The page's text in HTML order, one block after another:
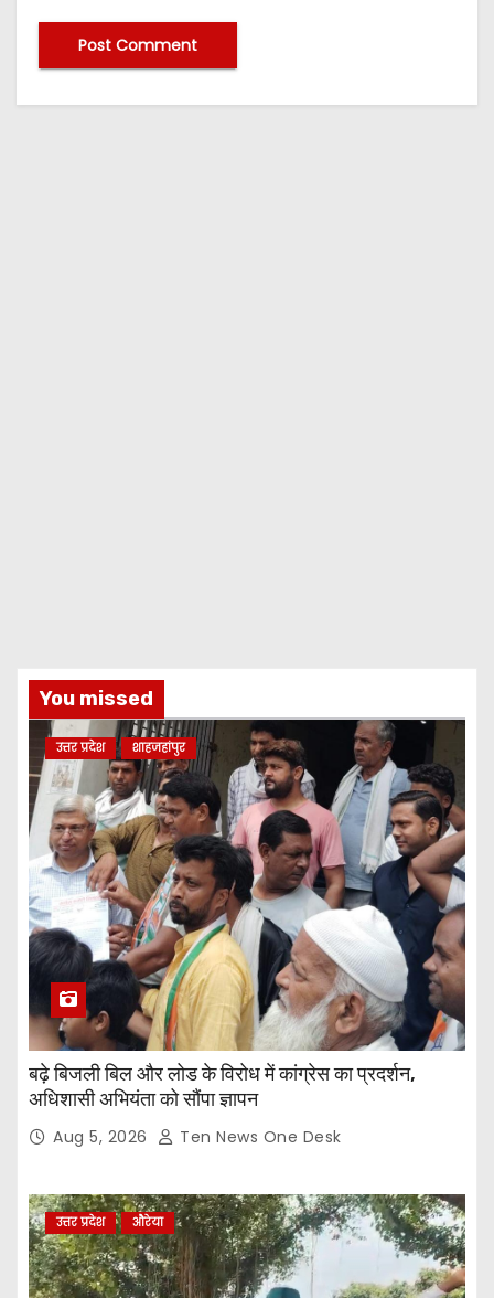
You missed
उत्तर प्रदेश शाहजहांपुर
बढ़े बिजली बिल और लोड के विरोध में कांग्रेस का प्रदर्शन,
अधिशासी अभियंता को सौंपा ज्ञापन
Aug 5, 2026 Ten News One Desk
उत्तर प्रदेश औरेया